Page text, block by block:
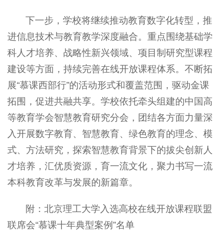
下一步，学校将继续推动教育数字化转型，推
进信息技术与教育教学深度融合。重点围绕基础学
科人才培养、战略性新兴领域、项目制研究型课程
建设等方面，持续完善在线开放课程体系。不断拓
展“慕课西部行”的活动形式和覆盖范围，驱动金课
拓围，促进共融共享。学校依托牵头组建的中国高
等教育学会智慧教育研究分会，团结各方面力量深
入开展数字教育、智慧教育、绿色教育的理念、模
式、方法研究，探索智慧教育背景下的拔尖创新人
才培养，汇优质资源，育一流文化，聚力书写一流
本科教育改革与发展的新篇章。
附：北京理工大学入选高校在线开放课程联盟
联席会“慕课十年典型案例”名单